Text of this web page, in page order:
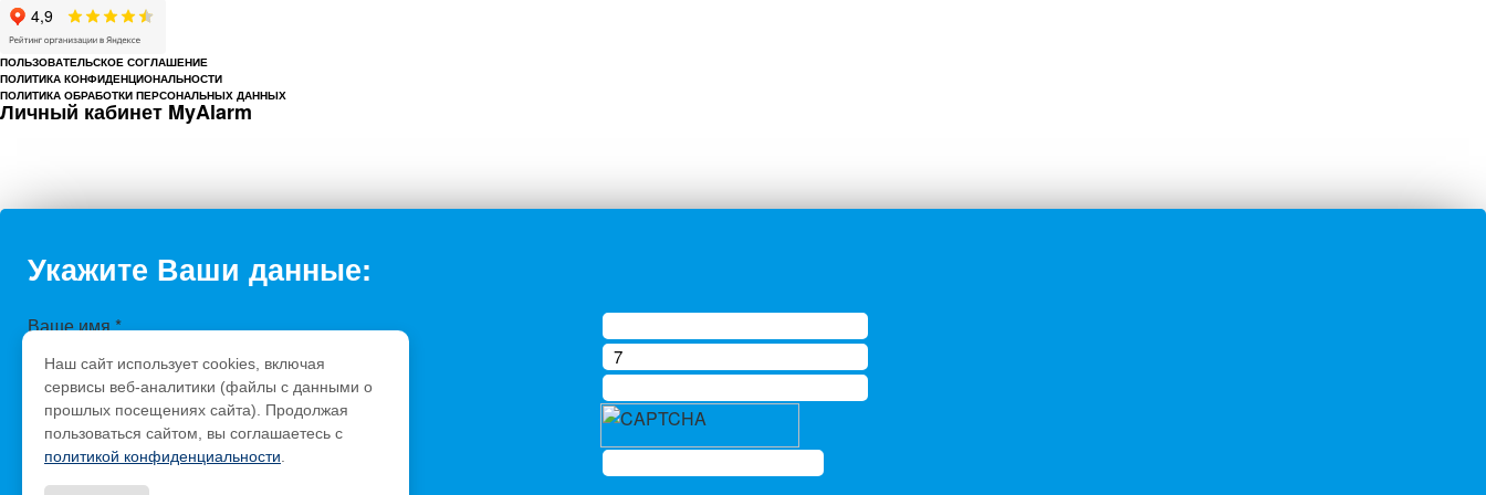
ПОЛЬЗОВАТЕЛЬСКОЕ СОГЛАШЕНИЕ
ПОЛИТИКА КОНФИДЕНЦИОНАЛЬНОСТИ
ПОЛИТИКА ОБРАБОТКИ ПЕРСОНАЛЬНЫХ ДАННЫХ
Личный кабинет MyAlarm
Укажите Ваши данные:
Ваше имя*
Телефон*
Сообщение
Защита от автоматического заполнения
Введите слово с картинки*:
Наш сайт использует cookies, включая
сервисы веб-аналитики (файлы с данными о
прошлых посещениях сайта). Продолжая
пользоваться сайтом, вы соглашаетесь с
политикой конфиденциальности